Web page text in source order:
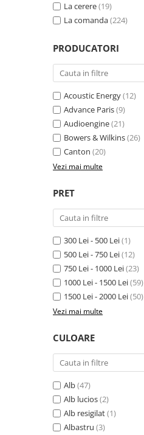
La cerere(19)
La comanda(224)
PRODUCATORI
Acoustic Energy(12)
Advance Paris(9)
Audioengine(21)
Bowers & Wilkins(26)
Canton (20)
Vezi mai multe
PRET
300 Lei - 500 Lei(1)
500 Lei - 750 Lei(12)
750 Lei - 1000 Lei(23)
1000 Lei - 1500 Lei(59)
1500 Lei - 2000 Lei(50)
Vezi mai multe
CULOARE
Alb(47)
Alb lucios(2)
Alb resigilat(1)
Albastru (3)